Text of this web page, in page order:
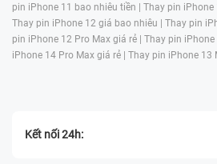
pin iPhone 11 bao nhiêu tiền | Thay pin iPhone
Thay pin iPhone 12 giá bao nhiêu | Thay pin
pin iPhone 12 Pro Max giá rẻ | Thay pin iPhone
iPhone 14 Pro Max giá rẻ | Thay pin iPhone 13
Kết nối 24h: